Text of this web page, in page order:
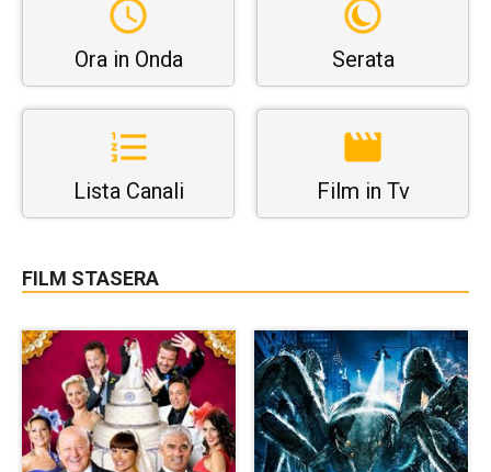
Ora in Onda Serata
Lista Canali Film in Tv
FILM STASERA